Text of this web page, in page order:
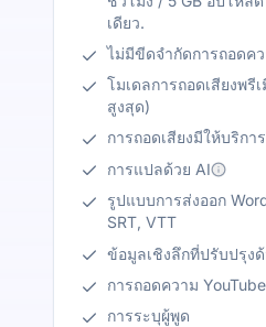
เดียว.
ไม่มีขีดจำกัดการถอดค
โมเดลการถอดเสียงพรี
สูงสุด)
การถอดเสียงมีให้บริกา
การแปลด้วย AI
รูปแบบการส่งออก
SRT, VTT
ข้อมูลเชิงลึกที่ปรับปรุง
การถอดความ YouTube
การระบุผู้พูด